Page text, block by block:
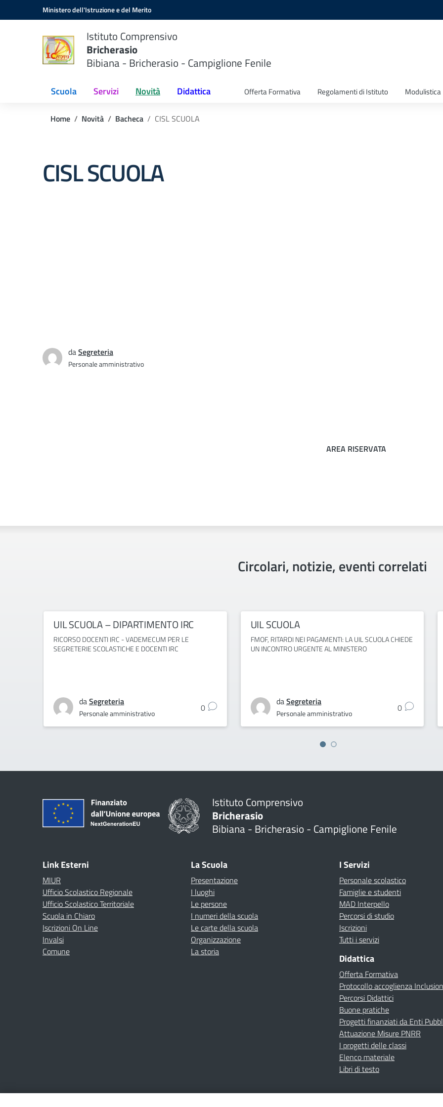
Vai ai contenuti
Vai al menu di navigazioneMinistero dell'Istruzione e del Merito
Istituto Comprensivo
Bricherasio
Bibiana - Bricherasio - Campiglione Fenile
Scuola Servizi Novità Didattica Offerta Formativa Regolamenti di Istituto Modulistica
Home Novità Bacheca CISL SCUOLA
CISL SCUOLA
daSegreteria
Personale amministrativo
AREA RISERVATA
Circolari, notizie, eventi correlati
UIL SCUOLA – DIPARTIMENTO IRC
RICORSO DOCENTI IRC - VADEMECUM PER LE
SEGRETERIE SCOLASTICHE E DOCENTI IRC
daSegreteria
Personale amministrativo 0
UIL SCUOLA
FMOF, RITARDI NEI PAGAMENTI: LA UIL SCUOLA CHIEDE
UN INCONTRO URGENTE AL MINISTERO
daSegreteria
Personale amministrativo 0
Istituto Comprensivo
Bricherasio
Bibiana - Bricherasio - Campiglione Fenile
Link Esterni
MIUR
Ufficio Scolastico Regionale
Ufficio Scolastico Territoriale
Scuola in Chiaro
Iscrizioni On Line
Invalsi
Comune
La Scuola
Presentazione
I luoghi
Le persone
I numeri della scuola
Le carte della scuola
Organizzazione
La storia
I Servizi
Personale scolastico
Famiglie e studenti
MAD Interpello
Percorsi di studio
Iscrizioni
Tutti i servizi
Didattica
Offerta Formativa
Protocollo accoglienza
Percorsi Didattici
Buone pratiche
Progetti finanziati da Enti
Attuazione Misure PNRR
I progetti delle classi
Elenco materiale
Libri di testo
Amministrazione TrasparenteAlbo onlinePrivacy PolicyDichiarazione di accessibilitàContattiNote Legali